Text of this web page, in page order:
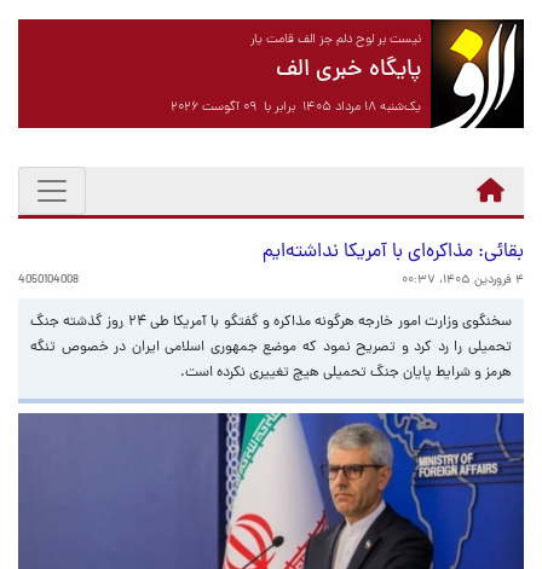
نیست بر لوح دلم جز الف قامت یار
پایگاه خبری الف
یک‌شنبه ۱۸ مرداد ۱۴۰۵ برابر با ۰۹ آگوست ۲۰۲۶
بقائی: مذاکره‌ای با آمریکا نداشته‌ایم
۴ فروردین ۱۴۰۵، ۰۰:۳۷ 4050104008
سخنگوی وزارت امور خارجه هرگونه مذاکره و گفتگو با آمریکا طی ۲۴ روز گذشته جنگ
تحمیلی را رد کرد و تصریح نمود که موضع جمهوری اسلامی ایران در خصوص تنگه
هرمز و شرایط پایان جنگ تحمیلی هیچ تغییری نکرده است.